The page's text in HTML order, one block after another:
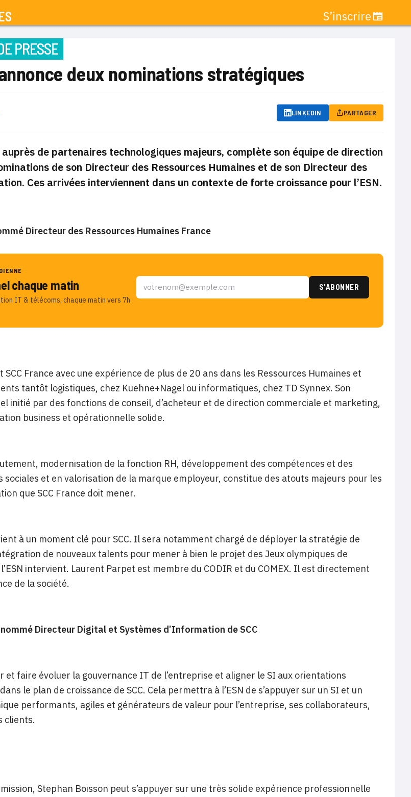
S’inscrire
PRESSE
deux nominations stratégiques
LINKEDIN PARTAGER
auprès de partenaires technologiques majeurs, complète son équipe de direction
de son Directeur des Ressources Humaines et de son Directeur des
Ces arrivées interviennent dans un contexte de forte croissance pour l’ESN.
Directeur des Ressources Humaines France
chaque matin
IT & télécoms, chaque matin vers 7h
France avec une expérience de plus de 20 ans dans les Ressources Humaines et
tantôt logistiques, chez Kuehne+Nagel ou informatiques, chez TD Synnex. Son
initié par des fonctions de conseil, d’acheteur et de direction commerciale et marketing,
business et opérationnelle solide.
modernisation de la fonction RH, développement des compétences et des
et en valorisation de la marque employeur, constitue des atouts majeurs pour les
que SCC France doit mener.
à un moment clé pour SCC. Il sera notamment chargé de déployer la stratégie de
de nouveaux talents pour mener à bien le projet des Jeux olympiques de
intervient. Laurent Parpet est membre du CODIR et du COMEX. Il est directement
de la société.
Directeur Digital et Systèmes d’Information de SCC
et faire évoluer la gouvernance IT de l’entreprise et aligner le SI aux orientations
le plan de croissance de SCC. Cela permettra à l’ESN de s’appuyer sur un SI et un
performants, agiles et générateurs de valeur pour l’entreprise, ses collaborateurs,
clients.
Stephan Boisson peut s’appuyer sur une très solide expérience professionnelle